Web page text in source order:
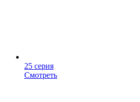
25 серия
Смотреть